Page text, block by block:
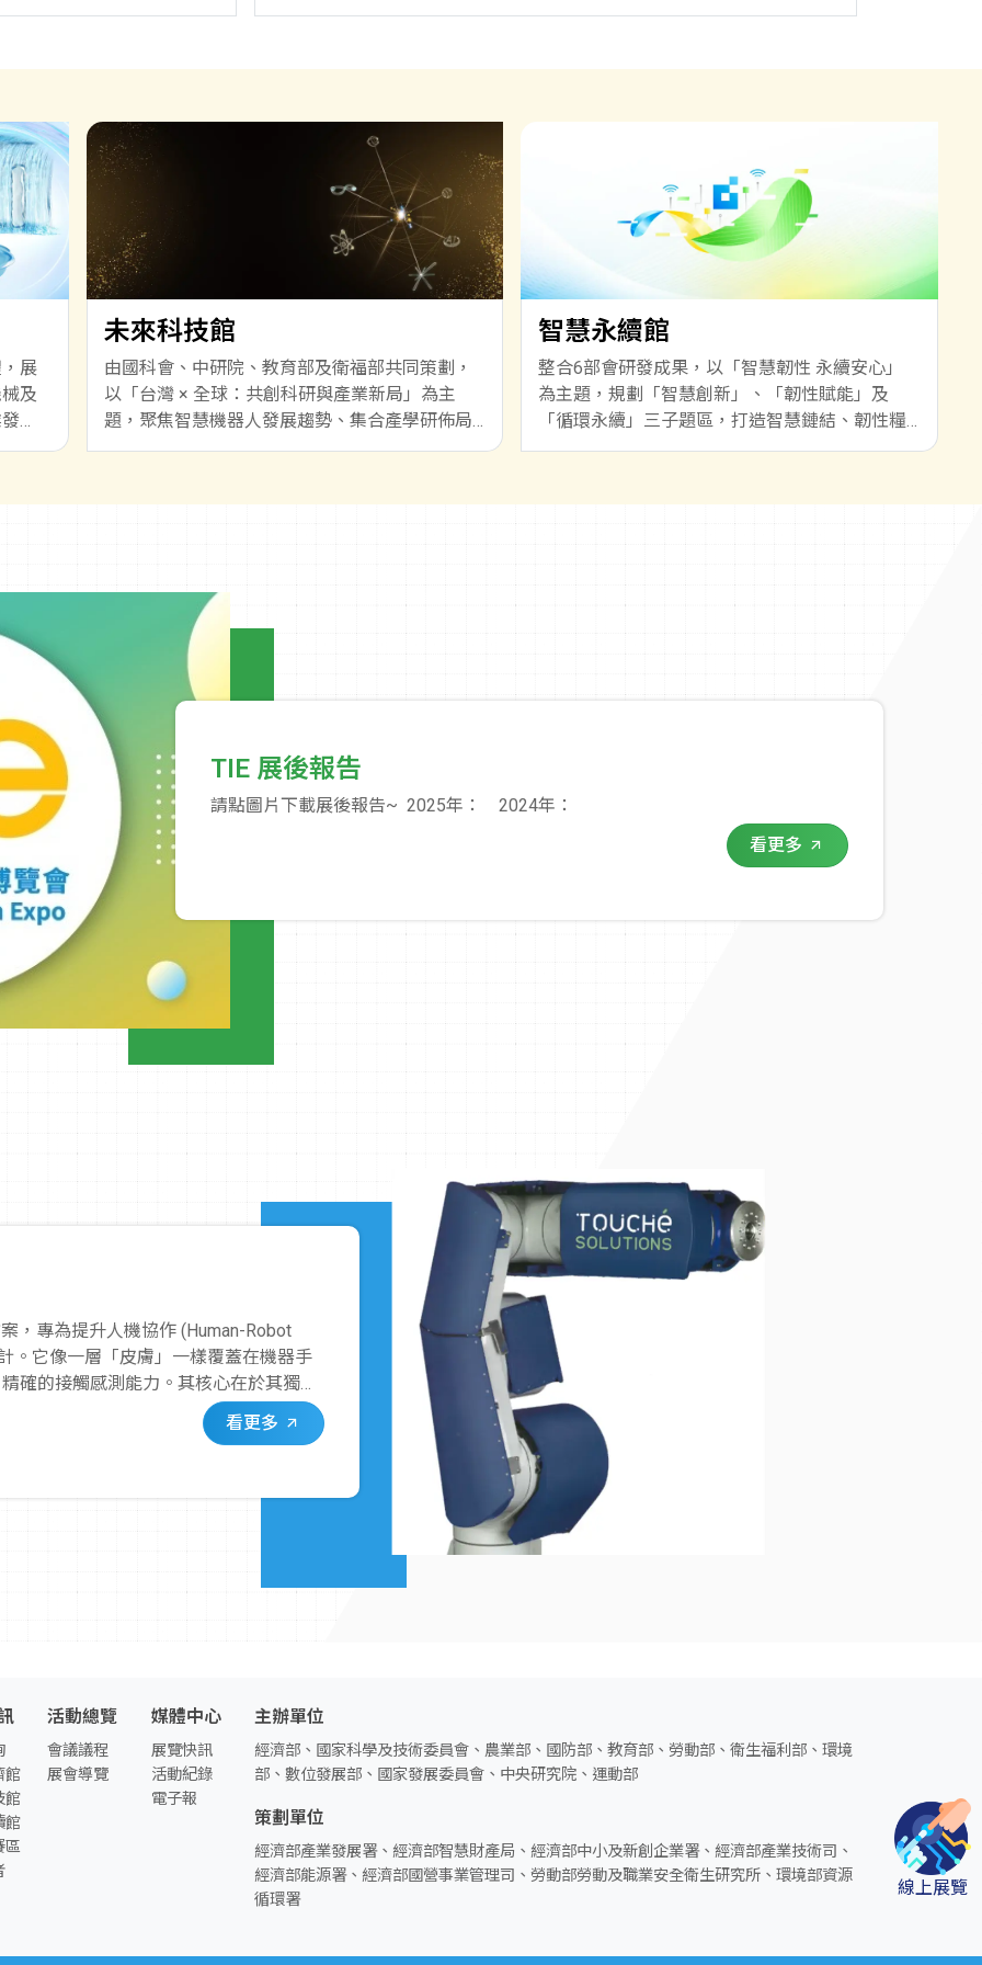
展
及
未來科技館
由國科會、中研院、教育部及衛福部共同策劃，
以「台灣 × 全球：共創科研與產業新局」為主
題，聚焦智慧機器人發展趨勢、集合產學研佈局
智慧機器人技術實力，進而拓展國際合作，打造
應用。
智慧永續館
整合6部會研發成果，以「智慧韌性 永續安心」
為主題，規劃「智慧創新」、「韌性賦能」及
「循環永續」三子題區，打造智慧鏈結、韌性糧
安、國防軍力與產業及資源永續的安心共榮生
TIE 展後報告
請點圖片下載展後報告~ 2025年： 2024年：
看更多
，專為提升人機協作 (Human-Robot
。它像一層「皮膚」一樣覆蓋在機器手
確的接觸感測能力。其核心在於其獨特
力變化，當人或物體與覆蓋 T-Skin 的機
看更多
線上展覽
館
館
館
區
活動總覽
會議議程
展會導覽
媒體中心
展覽快訊
活動紀錄
電子報
主辦單位
經濟部、國家科學及技術委員會、農業部、國防部、教育部、勞動部、衛生福利部、環境
部、數位發展部、國家發展委員會、中央研究院、運動部
策劃單位
經濟部產業發展署、經濟部智慧財產局、經濟部中小及新創企業署、經濟部產業技術司、
經濟部能源署、經濟部國營事業管理司、勞動部勞動及職業安全衛生研究所、環境部資源
循環署